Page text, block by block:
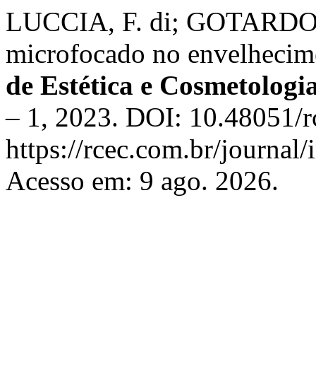
LUCCIA, F. di;
microfocado no
de Estética e
– 1, 2023. DOI: 10.48051/
https://rcec.com.br/
Acesso em: 9 ago. 2026.